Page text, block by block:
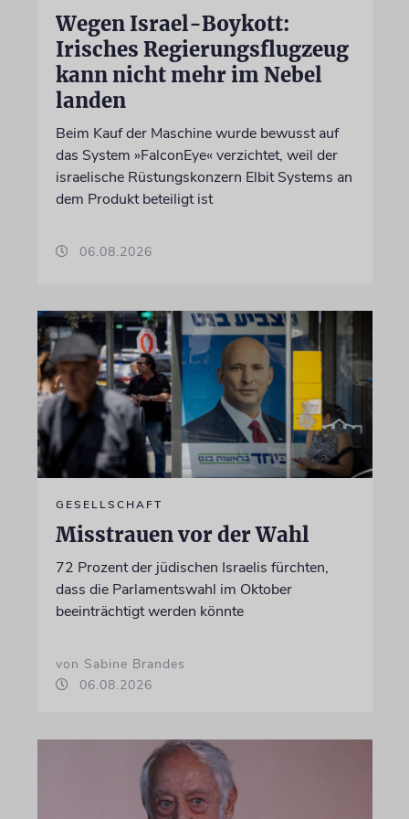
Wegen Israel-Boykott:
Irisches Regierungsflugzeug
kann nicht mehr im Nebel
landen
Beim Kauf der Maschine wurde bewusst auf
das System »FalconEye« verzichtet, weil der
israelische Rüstungskonzern Elbit Systems an
dem Produkt beteiligt ist
06.08.2026
GESELLSCHAFT
Misstrauen vor der Wahl
72 Prozent der jüdischen Israelis fürchten,
dass die Parlamentswahl im Oktober
beeinträchtigt werden könnte
von Sabine Brandes
06.08.2026